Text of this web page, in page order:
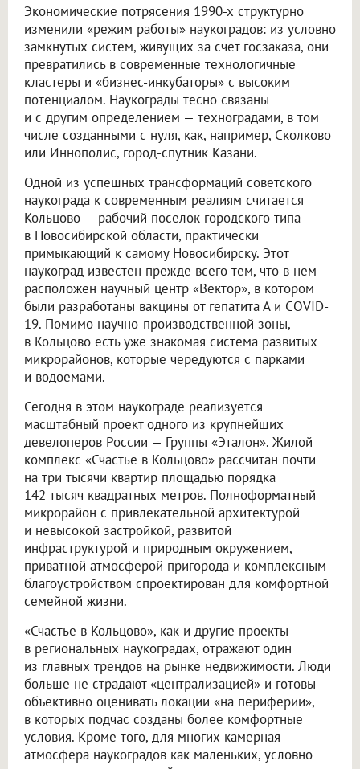
Экономические потрясения 1990-х структурно
изменили «режим работы» наукоградов: из условно
замкнутых систем, живущих за счет госзаказа, они
превратились в современные технологичные
кластеры и «бизнес-инкубаторы» с высоким
потенциалом. Наукограды тесно связаны
и с другим определением — техноградами, в том
числе созданными с нуля, как, например, Сколково
или Иннополис, город-спутник Казани.
Одной из успешных трансформаций советского
наукограда к современным реалиям считается
Кольцово — рабочий поселок городского типа
в Новосибирской области, практически
примыкающий к самому Новосибирску. Этот
наукоград известен прежде всего тем, что в нем
расположен научный центр «Вектор», в котором
были разработаны вакцины от гепатита А и COVID-
19. Помимо научно-производственной зоны,
в Кольцово есть уже знакомая система развитых
микрорайонов, которые чередуются с парками
и водоемами.
Сегодня в этом наукограде реализуется
масштабный проект одного из крупнейших
девелоперов России — Группы «Эталон». Жилой
комплекс «Счастье в Кольцово» рассчитан почти
на три тысячи квартир площадью порядка
142 тысяч квадратных метров. Полноформатный
микрорайон с привлекательной архитектурой
и невысокой застройкой, развитой
инфраструктурой и природным окружением,
приватной атмосферой пригорода и комплексным
благоустройством спроектирован для комфортной
семейной жизни.
«Счастье в Кольцово», как и другие проекты
в региональных наукоградах, отражают один
из главных трендов на рынке недвижимости. Люди
больше не страдают «централизацией» и готовы
объективно оценивать локации «на периферии»,
в которых подчас созданы более комфортные
условия. Кроме того, для многих камерная
атмосфера наукоградов как маленьких, условно